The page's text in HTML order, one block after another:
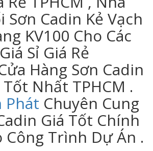
Sơn Cadin Kẻ Vạch
KV100 Cho Các
Sỉ Giá Rẻ
Hàng Sơn Cadin
Tốt Nhất TPHCM .
Phát Chuyên Cung
Giá Tốt Chính
Công Trình Dự Án .